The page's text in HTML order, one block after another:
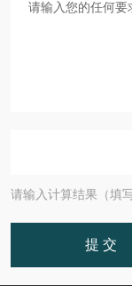
请输入计算结果（填